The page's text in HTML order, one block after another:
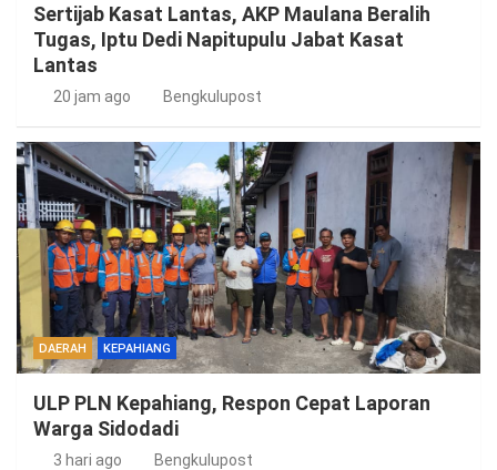
Sertijab Kasat Lantas, AKP Maulana Beralih
Tugas, Iptu Dedi Napitupulu Jabat Kasat
Lantas
20 jam ago Bengkulupost
DAERAH KEPAHIANG
ULP PLN Kepahiang, Respon Cepat Laporan
Warga Sidodadi
3 hari ago Bengkulupost